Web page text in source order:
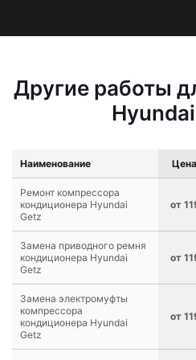
Другие работы
Наименование
Ремонт компрессора
кондиционера Hyundai
Getz
от
Замена приводного ремня
кондиционера Hyundai
Getz
от
Замена электромуфты
компрессора
кондиционера Hyundai
Getz
от